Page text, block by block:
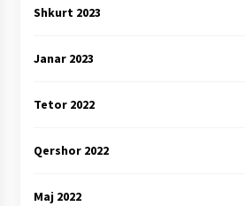
Shkurt 2023
Janar 2023
Tetor 2022
Qershor 2022
Maj 2022